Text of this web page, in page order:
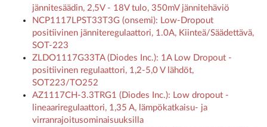
jännitesäädin, 2,5V - 18V tulo, 350mV jännitehäviö
NCP1117LPST33T3G (onsemi): Low-Dropout
positiivinen jänniteregulaattori, 1.0A, Kiinteä/Säädettävä,
SOT-223
ZLDO1117G33TA (Diodes Inc.): 1A Low Dropout -
positiivinen regulaattori, 1,2-5,0 V lähdöt,
SOT223/TO252
AZ1117CH-3.3TRG1 (Diodes Inc.): Low dropout -
lineaariregulaattori, 1,35 A, lämpökatkaisu- ja
virranrajoitusominaisuuksilla